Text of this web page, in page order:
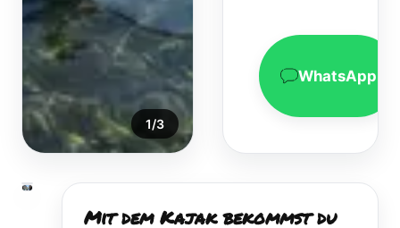
1/3
WhatsApp
Mit dem Kajak bekommst du